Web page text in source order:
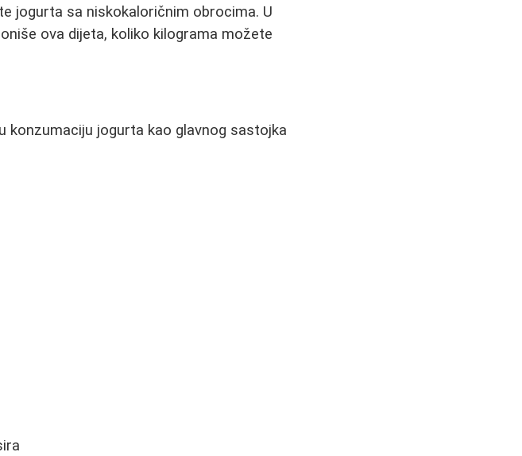
jogurta sa niskokaloričnim obrocima. U
ova dijeta, koliko kilograma možete
konzumaciju jogurta kao glavnog sastojka